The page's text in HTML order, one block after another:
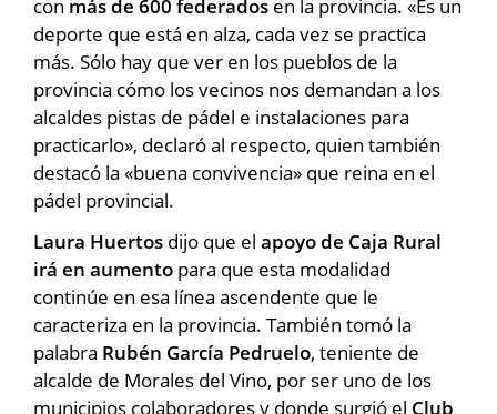
con más de 600 federados en la provincia. «Es un
deporte que está en alza, cada vez se practica
más. Sólo hay que ver en los pueblos de la
provincia cómo los vecinos nos demandan a los
alcaldes pistas de pádel e instalaciones para
practicarlo», declaró al respecto, quien también
destacó la «buena convivencia» que reina en el
pádel provincial.
Laura Huertos dijo que el apoyo de Caja Rural
irá en aumento para que esta modalidad
continúe en esa línea ascendente que le
caracteriza en la provincia. También tomó la
palabra Rubén García Pedruelo, teniente de
alcalde de Morales del Vino, por ser uno de los
municipios colaboradores y donde surgió el Club